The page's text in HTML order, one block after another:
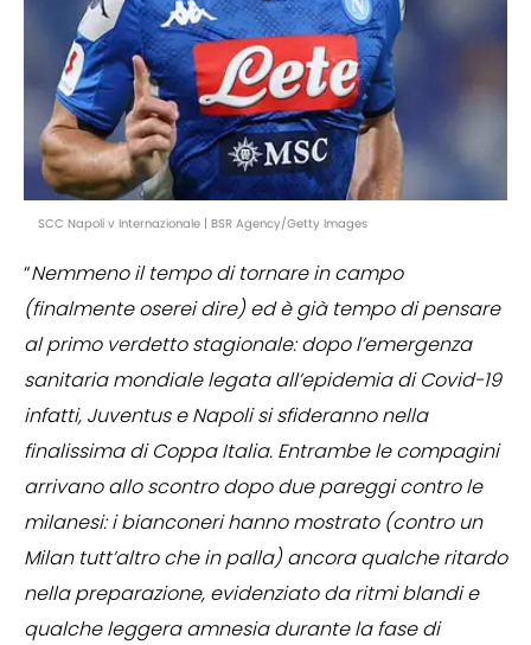
SCC Napoli v Internazionale | BSR Agency/Getty Images
“Nemmeno il tempo di tornare in campo
(finalmente oserei dire) ed è già tempo di pensare
al primo verdetto stagionale: dopo l’emergenza
sanitaria mondiale legata all’epidemia di Covid-19
infatti, Juventus e Napoli si sfideranno nella
finalissima di Coppa Italia. Entrambe le compagini
arrivano allo scontro dopo due pareggi contro le
milanesi: i bianconeri hanno mostrato (contro un
Milan tutt’altro che in palla) ancora qualche ritardo
nella preparazione, evidenziato da ritmi blandi e
qualche leggera amnesia durante la fase di